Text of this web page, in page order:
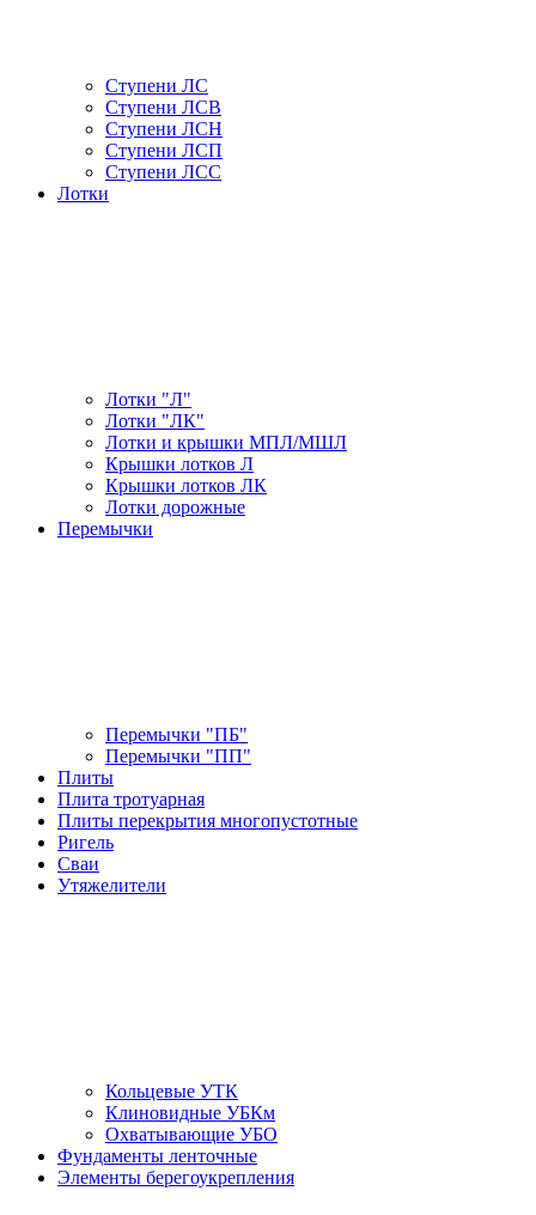
Ступени ЛС
Ступени ЛСВ
Ступени ЛСН
Ступени ЛСП
Ступени ЛСС
Лотки
Лотки "Л"
Лотки "ЛК"
Лотки и крышки МПЛ/МШЛ
Крышки лотков Л
Крышки лотков ЛК
Лотки дорожные
Перемычки
Перемычки "ПБ"
Перемычки "ПП"
Плиты
Плита тротуарная
Плиты перекрытия многопустотные
Ригель
Сваи
Утяжелители
Кольцевые УТК
Клиновидные УБКм
Охватывающие УБО
Фундаменты ленточные
Элементы берегоукрепления